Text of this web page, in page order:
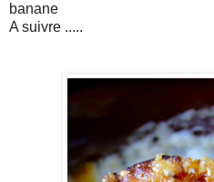
banane
A suivre .....